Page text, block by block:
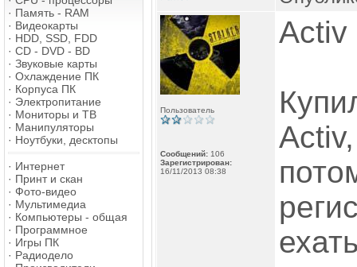
· Память - RAM
· Видеокарты
· HDD, SSD, FDD
· CD - DVD - BD
· Звуковые карты
· Охлаждение ПК
· Корпуса ПК
· Электропитание
· Мониторы и ТВ
· Манипуляторы
· Ноутбуки, десктопы
· Интернет
· Принт и скан
· Фото-видео
· Мультимедиа
· Компьютеры - общая
· Программное
· Игры ПК
· Радиодело
Пользователь
Сообщений: 106
Зарегистрирован:
16/11/2013 08:38
Activ